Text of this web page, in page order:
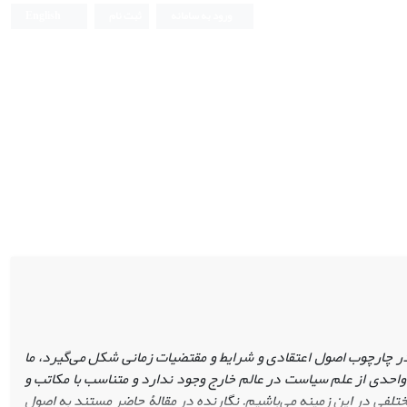
اصول اعتقادی و شرایط و مقتضیات زمانی شکل می‌گیرد، ما
از علم سیاست در عالم خارج وجود ندارد و متناسب با مکاتب و
در این زمینه می‌باشیم. نگارنده در مقالۀ حاضر مستند به اصول